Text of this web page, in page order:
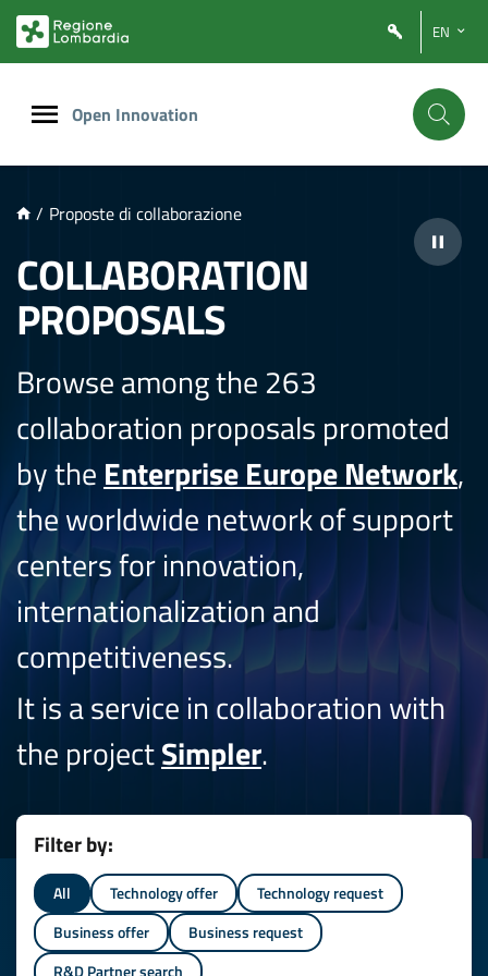
PRINCIPALE
EN
Open Innovation
/ Proposte di collaborazione
COLLABORATION
PROPOSALS
Browse among the 263
collaboration proposals promoted
by the Enterprise Europe Network,
the worldwide network of support
centers for innovation,
internationalization and
competitiveness.
It is a service in collaboration with
the projectSimpler.
Filter by:
All Technology offer
Technology request
Business offer
Business request
R&D Partner search